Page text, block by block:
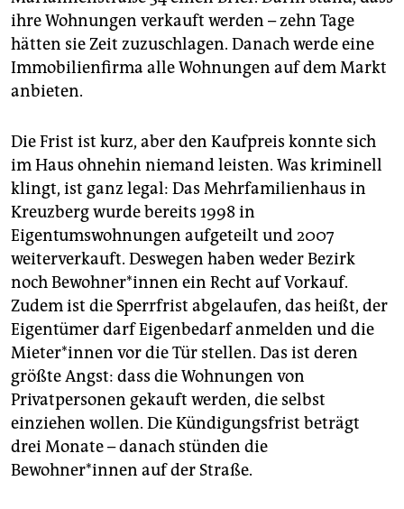
ihre Wohnungen verkauft werden – zehn Tage
hätten sie Zeit zuzuschlagen. Danach werde eine
Immobilienfirma alle Wohnungen auf dem Markt
anbieten.
Die Frist ist kurz, aber den Kaufpreis konnte sich
im Haus ohnehin niemand leisten. Was kriminell
klingt, ist ganz legal: Das Mehrfamilienhaus in
Kreuzberg wurde bereits 1998 in
Eigentumswohnungen aufgeteilt und 2007
weiterverkauft. Deswegen haben weder Bezirk
noch Bewohner*innen ein Recht auf Vorkauf.
Zudem ist die Sperrfrist abgelaufen, das heißt, der
Eigentümer darf Eigenbedarf anmelden und die
Mieter*innen vor die Tür stellen. Das ist deren
größte Angst: dass die Wohnungen von
Privatpersonen gekauft werden, die selbst
einziehen wollen. Die Kündigungsfrist beträgt
drei Monate – danach stünden die
Bewohner*innen auf der Straße.